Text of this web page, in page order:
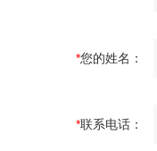
*您的姓名：
*联系电话：